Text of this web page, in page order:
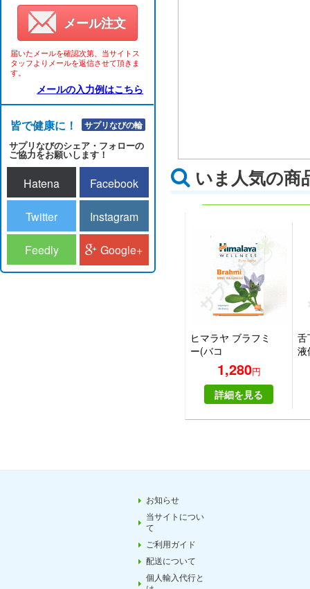
メール注文
届いたメールを確認次第、当サイトス
タッフよりメールを返信させて頂きま
す。
メールの入力例はこちら
皆で健康に！！サプリなびの輪
サプリなびのシェア・フォローの
ご協力をお願いします！
Hatena Facebook
Twitter Instagram
Feedly Google+
いま人気の商
ヒマラヤ ブラフミ
ー(バコ
パ)|HIMALAYA
BRAHMI1,280円
詳細を見る
舌
液
お知らせ
当サイトについ
て
ご利用ガイド
配送について
個人輸入代行と